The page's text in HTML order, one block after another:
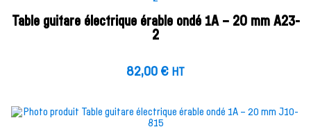
Table guitare électrique érable ondé 1A – 20 mm A23-
2
82,00 € HT